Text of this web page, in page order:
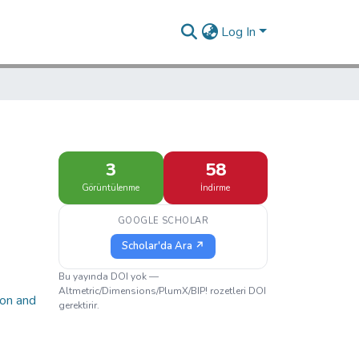
Log In
and
3
Görüntülenme
58
İndirme
GOOGLE SCHOLAR
Scholar'da Ara ↗
Bu yayında DOI yok —
Altmetric/Dimensions/PlumX/BIP! rozetleri DOI
gerektirir.